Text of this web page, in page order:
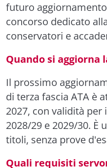
futuro
concorso dedicato
conservatori e
Quando si aggiorna
Il prossimo
di terza fascia ATA è
2027, con validità per
2028/29 e 2029/30. È
titoli, senza prove
Quali requisiti